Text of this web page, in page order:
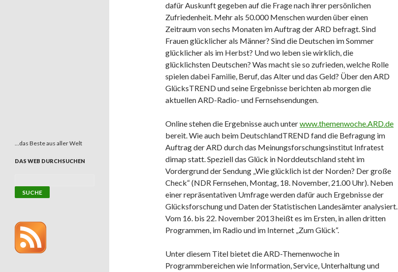
dafür Auskunft gegeben auf die Frage nach ihrer persönlichen
Zufriedenheit. Mehr als 50.000 Menschen wurden über einen
Zeitraum von sechs Monaten im Auftrag der ARD befragt. Sind
Frauen glücklicher als Männer? Sind die Deutschen im Sommer
glücklicher als im Herbst? Und wo leben sie wirklich, die
glücklichsten Deutschen? Was macht sie so zufrieden, welche Rolle
spielen dabei Familie, Beruf, das Alter und das Geld? Über den ARD
GlücksTREND und seine Ergebnisse berichten ab morgen die
aktuellen ARD-Radio- und Fernsehsendungen.
Online stehen die Ergebnisse auch unterwww.themenwoche.ARD.de
bereit. Wie auch beim DeutschlandTREND fand die Befragung im
Auftrag der ARD durch das Meinungsforschungsinstitut Infratest
dimap statt. Speziell das Glück in Norddeutschland steht im
Vordergrund der Sendung „Wie glücklich ist der Norden? Der große
Check“ (NDR Fernsehen, Montag, 18. November, 21.00 Uhr). Neben
einer repräsentativen Umfrage werden dafür auch Ergebnisse der
Glücksforschung und Daten der Statistischen Landesämter analysiert.
Vom 16. bis 22. November 2013 heißt es im Ersten, in allen dritten
Programmen, im Radio und im Internet „Zum Glück“.
Unter diesem Titel bietet die ARD-Themenwoche in
Programmbereichen wie Information, Service, Unterhaltung und
…das Beste aus aller Welt
DAS WEB DURCHSUCHEN